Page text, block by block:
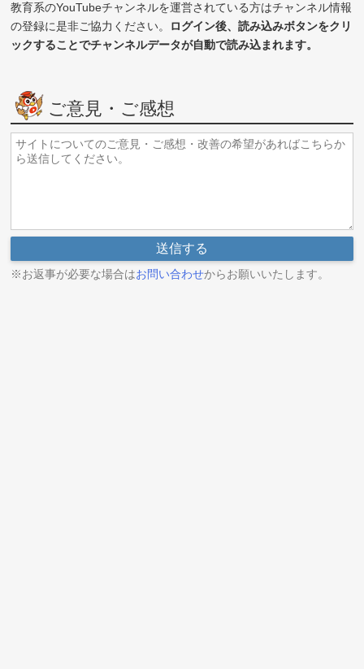
教育系のYouTubeチャンネルを運営されている方はチャンネル情報
の登録に是非ご協力ください。 ログイン後、読み込みボタンをクリ
ックすることでチャンネルデータが自動で読み込まれます。
ご意見・ご感想
※お返事が必要な場合はお問い合わせからお願いいたします。